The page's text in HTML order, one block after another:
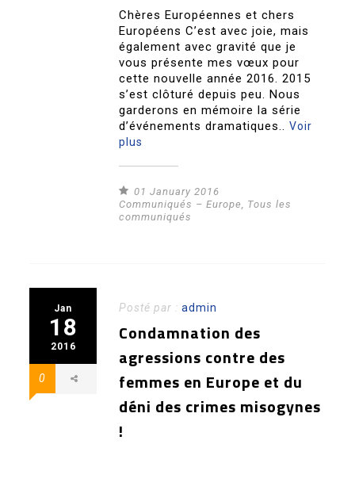
Chères Européennes et chers
Européens C’est avec joie, mais
également avec gravité que je
vous présente mes vœux pour
cette nouvelle année 2016. 2015
s’est clôturé depuis peu. Nous
garderons en mémoire la série
d’événements dramatiques..Voir
plus
01 January 2016
Communiqués – Europe
Tous les
communiqués
Jan
18
2016
0
Posté par :admin
Condamnation des
agressions contre des
femmes en Europe et du
déni des crimes misogynes
!